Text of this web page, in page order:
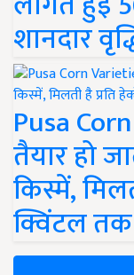
शानदार
Pusa
तैयार हो
किस्में,
क्विंटल तक